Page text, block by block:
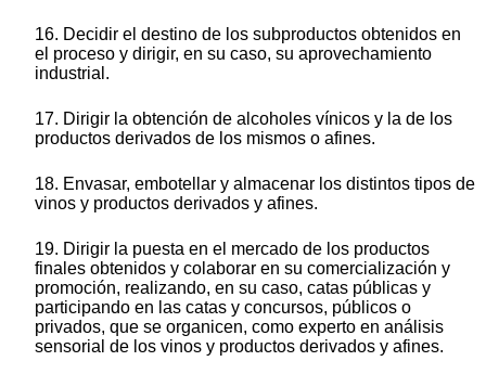
16. Decidir el destino de los subproductos obtenidos en
el proceso y dirigir, en su caso, su aprovechamiento
industrial.
17. Dirigir la obtención de alcoholes vínicos y la de los
productos derivados de los mismos o afines.
18. Envasar, embotellar y almacenar los distintos tipos de
vinos y productos derivados y afines.
19. Dirigir la puesta en el mercado de los productos
finales obtenidos y colaborar en su comercialización y
promoción, realizando, en su caso, catas públicas y
participando en las catas y concursos, públicos o
privados, que se organicen, como experto en análisis
sensorial de los vinos y productos derivados y afines.